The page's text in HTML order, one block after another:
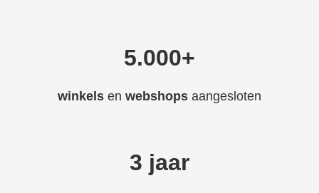
5.000+
winkels en webshops aangesloten
3 jaar